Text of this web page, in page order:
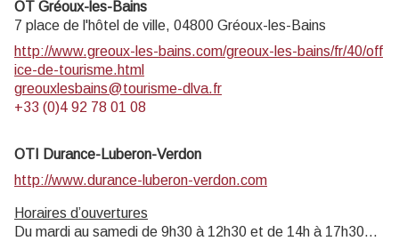
OT Gréoux-les-Bains
7 place de l'hôtel de ville, 04800 Gréoux-les-Bains
http://www.greoux-les-bains.com/greoux-les-bains/fr/40/off
ice-de-tourisme.html
greouxlesbains@tourisme-dlva.fr
+33 (0)4 92 78 01 08
OTI Durance-Luberon-Verdon
http://www.durance-luberon-verdon.com
Horaires d’ouvertures
Du mardi au samedi de 9h30 à 12h30 et de 14h à 17h30